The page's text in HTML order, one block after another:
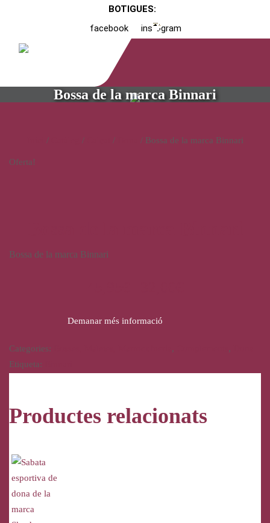
BOTIGUES:
facebook
instagram
Bossa de la marca Binnari
/ / / / Bossa de la marca Binnari
Oferta!
Bossa de la marca Binnari
Demanar més informació
Categories: , ,
Etiqueta:
Productes relacionats